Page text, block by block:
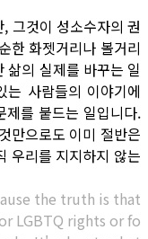
그것이 성소수자의 권
한 화젯거리나 볼거리
삶의 실제를 바꾸는 일
는 사람들의 이야기에
제를 붙드는 일입니다.
만으로도 이미 절반은
우리를 지지하지 않는
the truth is that
LGBTQ rights or fo